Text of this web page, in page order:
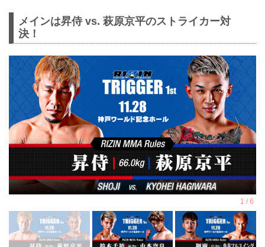
メインは昇侍 vs. 萩原京平のストライカー対
決！